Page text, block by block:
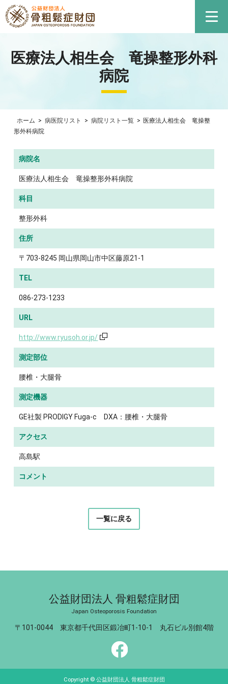
医療法人相生会 竜操整形外科
病院
ホーム > 病医院リスト > 病院リスト一覧 > 医療法人相生会 竜操整
形外科病院
病院名
医療法人相生会 竜操整形外科病院
科目
整形外科
住所
〒703-8245 岡山県岡山市中区藤原21-1
TEL
086-273-1233
URL
http://www.ryusoh.or.jp/
測定部位
腰椎・大腿骨
測定機器
GE社製 PRODIGY Fuga-c DXA：腰椎・大腿骨
アクセス
高島駅
コメント
一覧に戻る
公益財団法人 骨粗鬆症財団
Japan Osteoporosis Foundation
〒101-0044 東京都千代田区鍛冶町1-10-1 丸石ビル別館4階
Copyright © 公益財団法人 骨粗鬆症財団